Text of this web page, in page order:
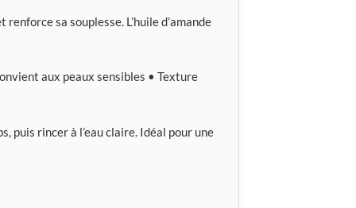
sa souplesse. L’huile d’amande
aux peaux sensibles • Texture
puis rincer à l’eau claire. Idéal pour une